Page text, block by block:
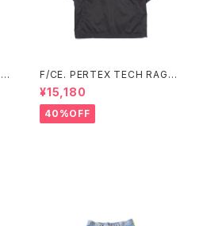
F/CE. PERTEX TECH RAGL
AN TEE (Sax、Black)
¥15,180
40%OFF